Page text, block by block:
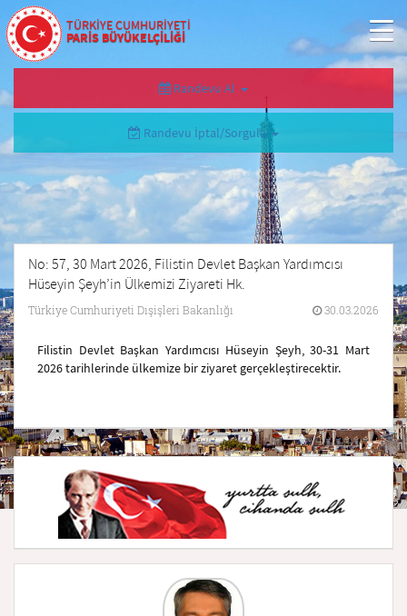
TÜRKİYE CUMHURİYETİ
PARİS BÜYÜKELÇİLİĞİ
Randevu Al
Randevu İptal/Sorgula
No: 57, 30 Mart 2026, Filistin Devlet Başkan Yardımcısı
Hüseyin Şeyh’in Ülkemizi Ziyareti Hk.
Türkiye Cumhuriyeti Dışişleri Bakanlığı 30.03.2026
Filistin Devlet Başkan Yardımcısı Hüseyin Şeyh, 30-31 Mart
2026 tarihlerinde ülkemize bir ziyaret gerçekleştirecektir.